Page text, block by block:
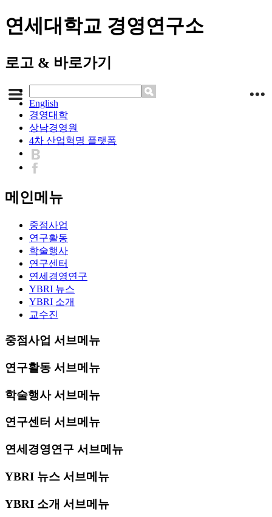
연세대학교 경영연구소
로고 & 바로가기
English
경영대학
상남경영원
4차 산업혁명 플랫폼
메인메뉴
중점사업
연구활동
학술행사
연구센터
연세경영연구
YBRI 뉴스
YBRI 소개
교수진
중점사업 서브메뉴
연구활동 서브메뉴
학술행사 서브메뉴
연구센터 서브메뉴
연세경영연구 서브메뉴
YBRI 뉴스 서브메뉴
YBRI 소개 서브메뉴